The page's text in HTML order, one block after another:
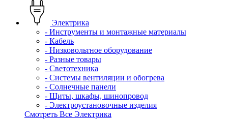
Электрика
- Инструменты и монтажные материалы
- Кабель
- Низковольтное оборудование
- Разные товары
- Светотехника
- Системы вентиляции и обогрева
- Солнечные панели
- Щиты, шкафы, шинопровод
- Электроустановочные изделия
Смотреть Все Электрика